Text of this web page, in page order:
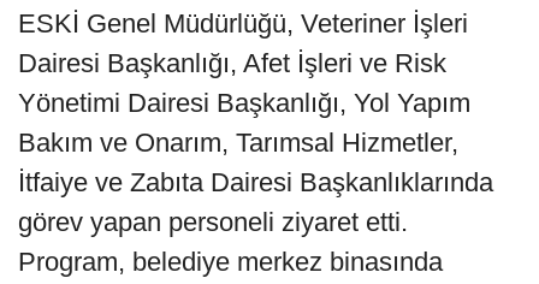
ESKİ Genel Müdürlüğü, Veteriner İşleri
Dairesi Başkanlığı, Afet İşleri ve Risk
Yönetimi Dairesi Başkanlığı, Yol Yapım
Bakım ve Onarım, Tarımsal Hizmetler,
İtfaiye ve Zabıta Dairesi Başkanlıklarında
görev yapan personeli ziyaret etti.
Program, belediye merkez binasında